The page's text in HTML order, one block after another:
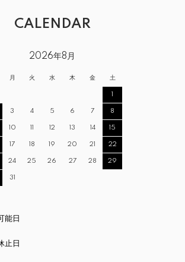
CALENDAR
2026年8月
月 火 水 木 金 土
1
3 4 5 6 7 8
10 11 12 13 14 15
17 18 19 20 21 22
24 25 26 27 28 29
31
能日
止日